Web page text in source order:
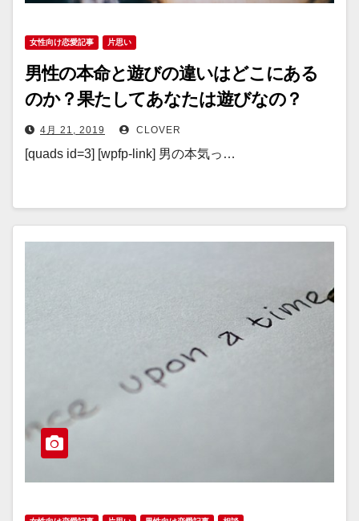
女性向け恋愛記事 片思い
男性の本命と遊びの違いはどこにある
のか？果たしてあなたは遊びなの？
4月 21, 2019 CLOVER
[quads id=3] [wpfp-link] 男の本気っ…